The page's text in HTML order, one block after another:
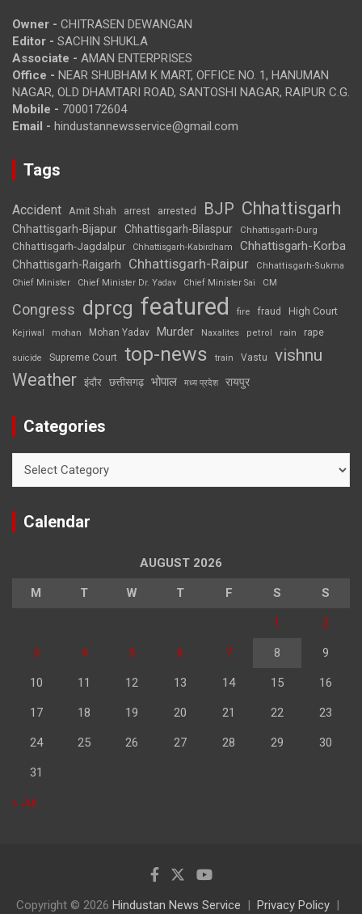
Owner - CHITRASEN DEWANGAN
Editor - SACHIN SHUKLA
Associate - AMAN ENTERPRISES
Office - NEAR SHUBHAM K MART, OFFICE NO. 1, HANUMAN
NAGAR, OLD DHAMTARI ROAD, SANTOSHI NAGAR, RAIPUR C.G.
Mobile - 7000172604
Email - hindustannewsservice@gmail.com
Tags
Accident Amit Shah arrest arrested BJP Chhattisgarh
Chhattisgarh-Bijapur Chhattisgarh-Bilaspur Chhattisgarh-Durg
Chhattisgarh-Jagdalpur Chhattisgarh-Kabirdham Chhattisgarh-Korba
Chhattisgarh-Raigarh Chhattisgarh-Raipur
Chhattisgarh-Sukma
Chief Minister
Chief Minister Dr. Yadav Chief Minister Sai CM
Congress dprcg featured fire fraud High Court
Kejriwal mohan Mohan Yadav Murder Naxalites petrol rain rape
suicide Supreme Court top-news train Vastu vishnu
Weather इंदौर छत्तीसगढ़ भोपाल मध्य प्रदेश रायपुर
Categories
Calendar
AUGUST 2026
M T W T F S S
1 2
3 4 5 6 7 8 9
10 11 12 13 14 15 16
17 18 19 20 21 22 23
24 25 26 27 28 29 30
31
« Jul
Copyright © 2026 Hindustan News Service Privacy Policy